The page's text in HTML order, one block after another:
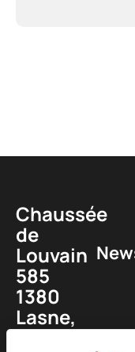
Chaussée
de
Louvain
585
1380
Lasne,
BELGIQUE